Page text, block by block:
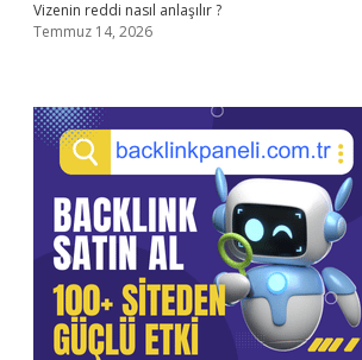
Vizenin reddi nasıl anlaşılır ?
Temmuz 14, 2026